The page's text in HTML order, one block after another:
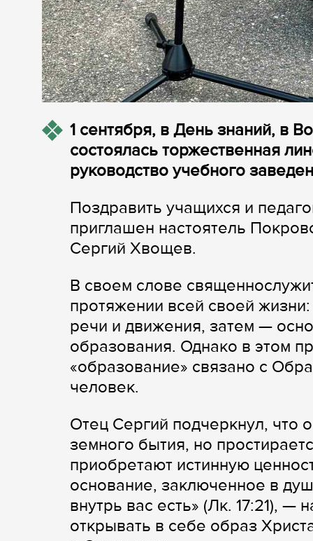
1 сентября, в День знаний, в
состоялась торжественная
руководство учебного
Поздравить учащихся и
приглашен настоятель
Сергий Хвощев.
В своем слове
протяжении всей своей
речи и движения, затем —
образования. Однако в этом
«образование» связано с
человек.
Отец Сергий подчеркнул, что
земного бытия, но
приобретают истинную
основание, заключенное в
внутрь вас есть» (Лк. 17:21), —
открывать в себе образ